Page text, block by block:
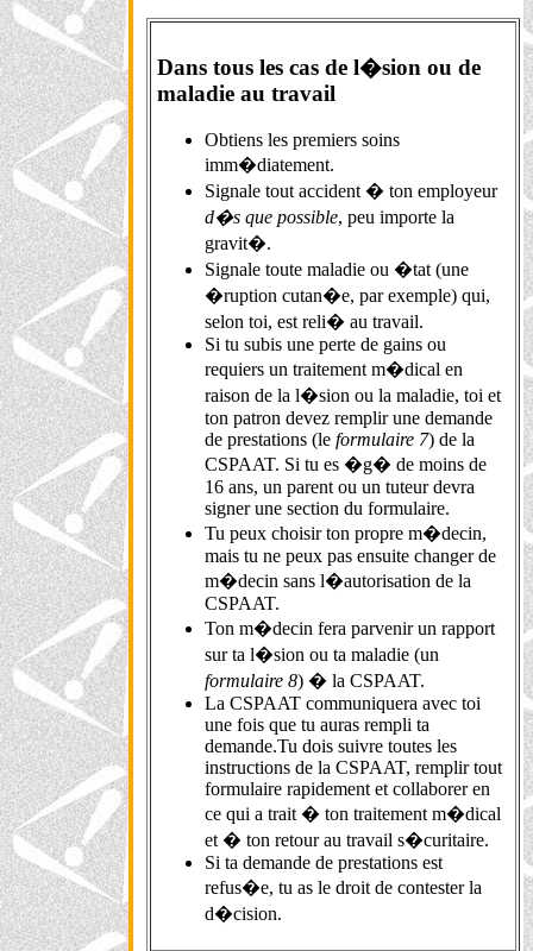
Dans tous les cas de l�sion ou de
maladie au travail
Obtiens les premiers soins
imm�diatement.
Signale tout accident � ton employeur
d�s que possible, peu importe la
gravit�.
Signale toute maladie ou �tat (une
�ruption cutan�e, par exemple) qui,
selon toi, est reli� au travail.
Si tu subis une perte de gains ou
requiers un traitement m�dical en
raison de la l�sion ou la maladie, toi et
ton patron devez remplir une demande
de prestations (le formulaire 7) de la
CSPAAT. Si tu es �g� de moins de
16 ans, un parent ou un tuteur devra
signer une section du formulaire.
Tu peux choisir ton propre m�decin,
mais tu ne peux pas ensuite changer de
m�decin sans l�autorisation de la
CSPAAT.
Ton m�decin fera parvenir un rapport
sur ta l�sion ou ta maladie (un
formulaire 8) � la CSPAAT.
La CSPAAT communiquera avec toi
une fois que tu auras rempli ta
demande.Tu dois suivre toutes les
instructions de la CSPAAT, remplir tout
formulaire rapidement et collaborer en
ce qui a trait � ton traitement m�dical
et � ton retour au travail s�curitaire.
Si ta demande de prestations est
refus�e, tu as le droit de contester la
d�cision.